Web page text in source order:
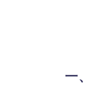
一